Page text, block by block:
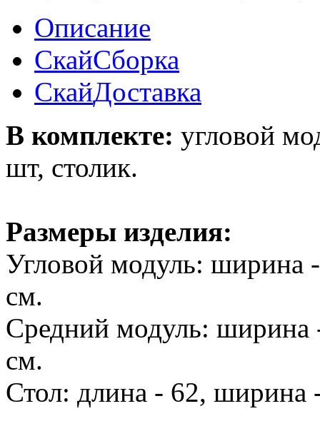
Описание
СкайСборка
СкайДоставка
В комплекте: угловой
шт, столик.
Размеры изделия:
Угловой модуль: ширина
см.
Средний модуль: ширина
см.
Стол: длина - 62, ширина